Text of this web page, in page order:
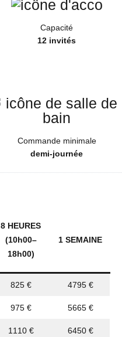
Capacité
12 invités
Commande minimale
demi-journée
8 HEURES
(10h00–
18h00)
1 SEMAINE
825 € 4795 €
975 € 5665 €
1110 € 6450 €